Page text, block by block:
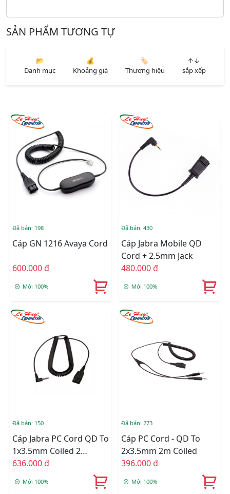
SẢN PHẨM TƯƠNG TỰ
📂
Danh mục
💰
Khoảng giá
🏷️
Thương hiệu
↑↓
sắp xếp
Đã bán: 198
Cáp GN 1216 Avaya Cord
600.000 đ
Mới 100%
Đã bán: 430
Cáp Jabra Mobile QD
Cord + 2.5mm Jack
480.000 đ
Mới 100%
Đã bán: 150
Cáp Jabra PC Cord QD To
1x3.5mm Coiled 2
Meters
636.000 đ
Mới 100%
Đã bán: 273
Cáp PC Cord - QD To
2x3.5mm 2m Coiled
396.000 đ
Mới 100%